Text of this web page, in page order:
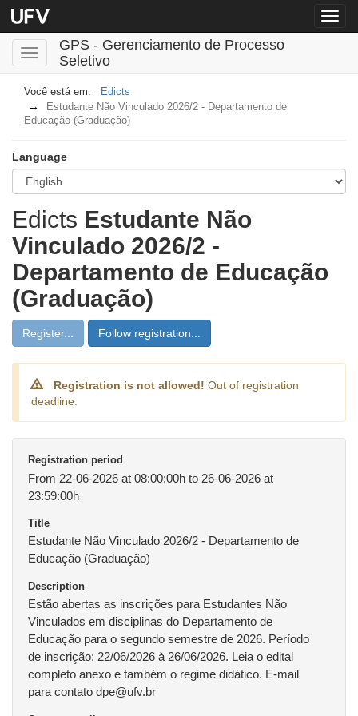
Menu
Toggle
navigation
GPS - Gerenciamento de Processo
Seletivo
Edicts
Estudante Não Vinculado 2026/2 - Departamento de
Educação (Graduação)
Language
Edicts Estudante Não
Vinculado 2026/2 -
Departamento de Educação
(Graduação)
Register... Follow registration...
Registration is not allowed! Out of registration
deadline.
Registration period
From 22-06-2026 at 08:00:00h to 26-06-2026 at
23:59:00h
Title
Estudante Não Vinculado 2026/2 - Departamento de
Educação (Graduação)
Description
Estão abertas as inscrições para Estudantes Não
Vinculados em disciplinas do Departamento de
Educação para o segundo semestre de 2026. Período
de inscrição: 22/06/2026 à 26/06/2026. Leia o edital
completo anexo e também o regime didático. E-mail
para contato dpe@ufv.br